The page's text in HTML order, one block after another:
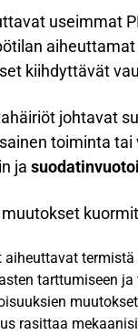
useimmat
kiihdyttävät
johtavat
toiminta
ja
termistä
tarttumiseen ja
rasittaa